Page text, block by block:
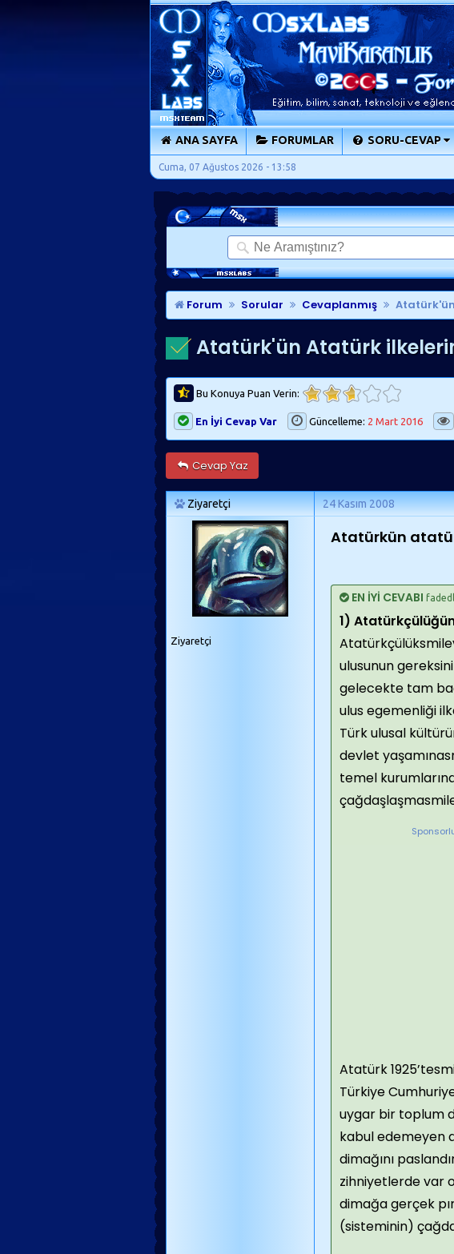
ANA SAYFA FORUMLAR SORU-CEVAP
Cuma, 07 Ağustos 2026 - 13:58
Forum Sorular Cevaplanmış
Atatürk'ün Atatürk
Bu Konuya Puan Verin:
En İyi Cevap Var Güncelleme: 2 Mart 2016
Cevap Yaz
Ziyaretçi 24 Kasım 2008
Ziyaretçi
Atatürkün
EN İYİ CEVABI
1) Atatürkçülüğün
ulusunun
gelecekte tam
ulus egemenliği
Türk ulusal
devlet
temel
Atatürk
Türkiye
uygar bir toplum
kabul edemeyen
dimağını
zihniyetlerde var
dimağa gerçek
(sisteminin)